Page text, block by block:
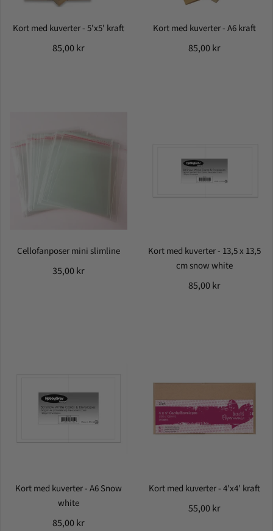
Kort med kuverter - 5'x5' kraft
85,00 kr
Kort med kuverter - A6 kraft
85,00 kr
Cellofanposer mini slimline
35,00 kr
Kort med kuverter - 13,5 x 13,5
cm snow white
85,00 kr
Kort med kuverter - A6 Snow
white
85,00 kr
Kort med kuverter - 4'x4' kraft
55,00 kr